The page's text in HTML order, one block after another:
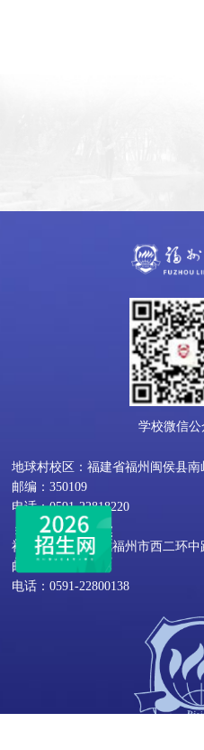
学校微信公
地球村校区：福建省福州闽侯县
邮编：350109
电话：0591-22818220
福屿校区：福建省福州市西二环
邮编：350002
电话：0591-22800138